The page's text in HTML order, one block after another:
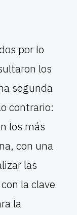
por lo
los
segunda
contrario:
los más
con una
las
la clave
la